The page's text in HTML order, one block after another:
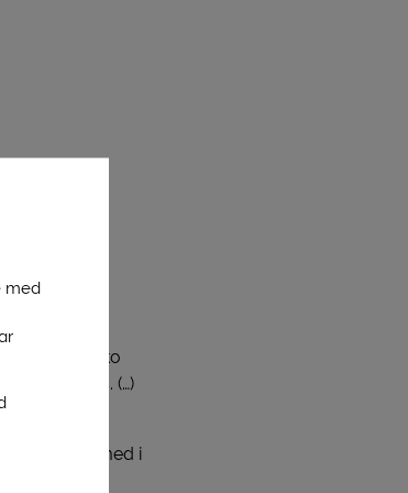
med
med ’Øko
konsistens. (…)
kan være med i
Jens